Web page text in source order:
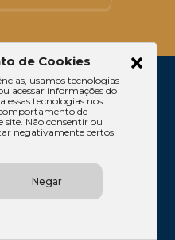
Código de Ética
de Cookies
usamos tecnologias
acessar informações do
tecnologias nos
de
site. Não consentir ou
negativamente certos
Negar